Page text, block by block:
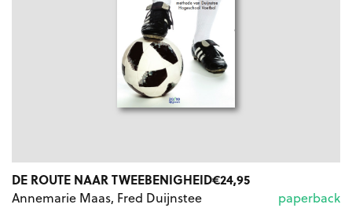
DE ROUTE NAAR TWEEBENIGHEID€24,95
Annemarie Maas, Fred Duijnstee
paperback